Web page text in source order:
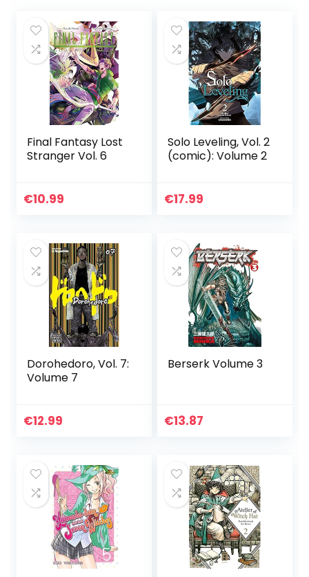
Final Fantasy Lost
Stranger Vol. 6
€10.99
Solo Leveling, Vol. 2
(comic): Volume 2
€17.99
Dorohedoro, Vol. 7:
Volume 7
€12.99
Berserk Volume 3
€13.87